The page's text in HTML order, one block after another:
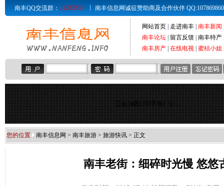
南丰QQ交流群： 21285835 南丰信息网诚征赞助商及合作伙伴
网站首页 走进南丰 南丰新闻
南丰论坛
留言反馈 南丰特产
南丰房产 在线电视 蜜桔小姐
正在加载LED字幕广告...
您的位置 南丰信息网 > 南丰旅游 > 旅游快讯 > 正文
南丰老街：细碎时光慢 悠悠